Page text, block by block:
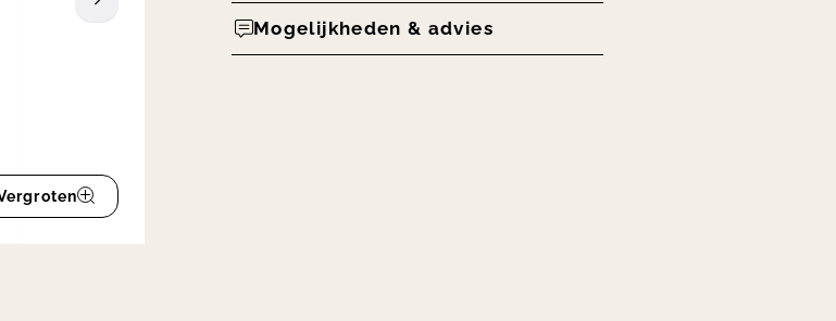
Mogelijkheden & advies